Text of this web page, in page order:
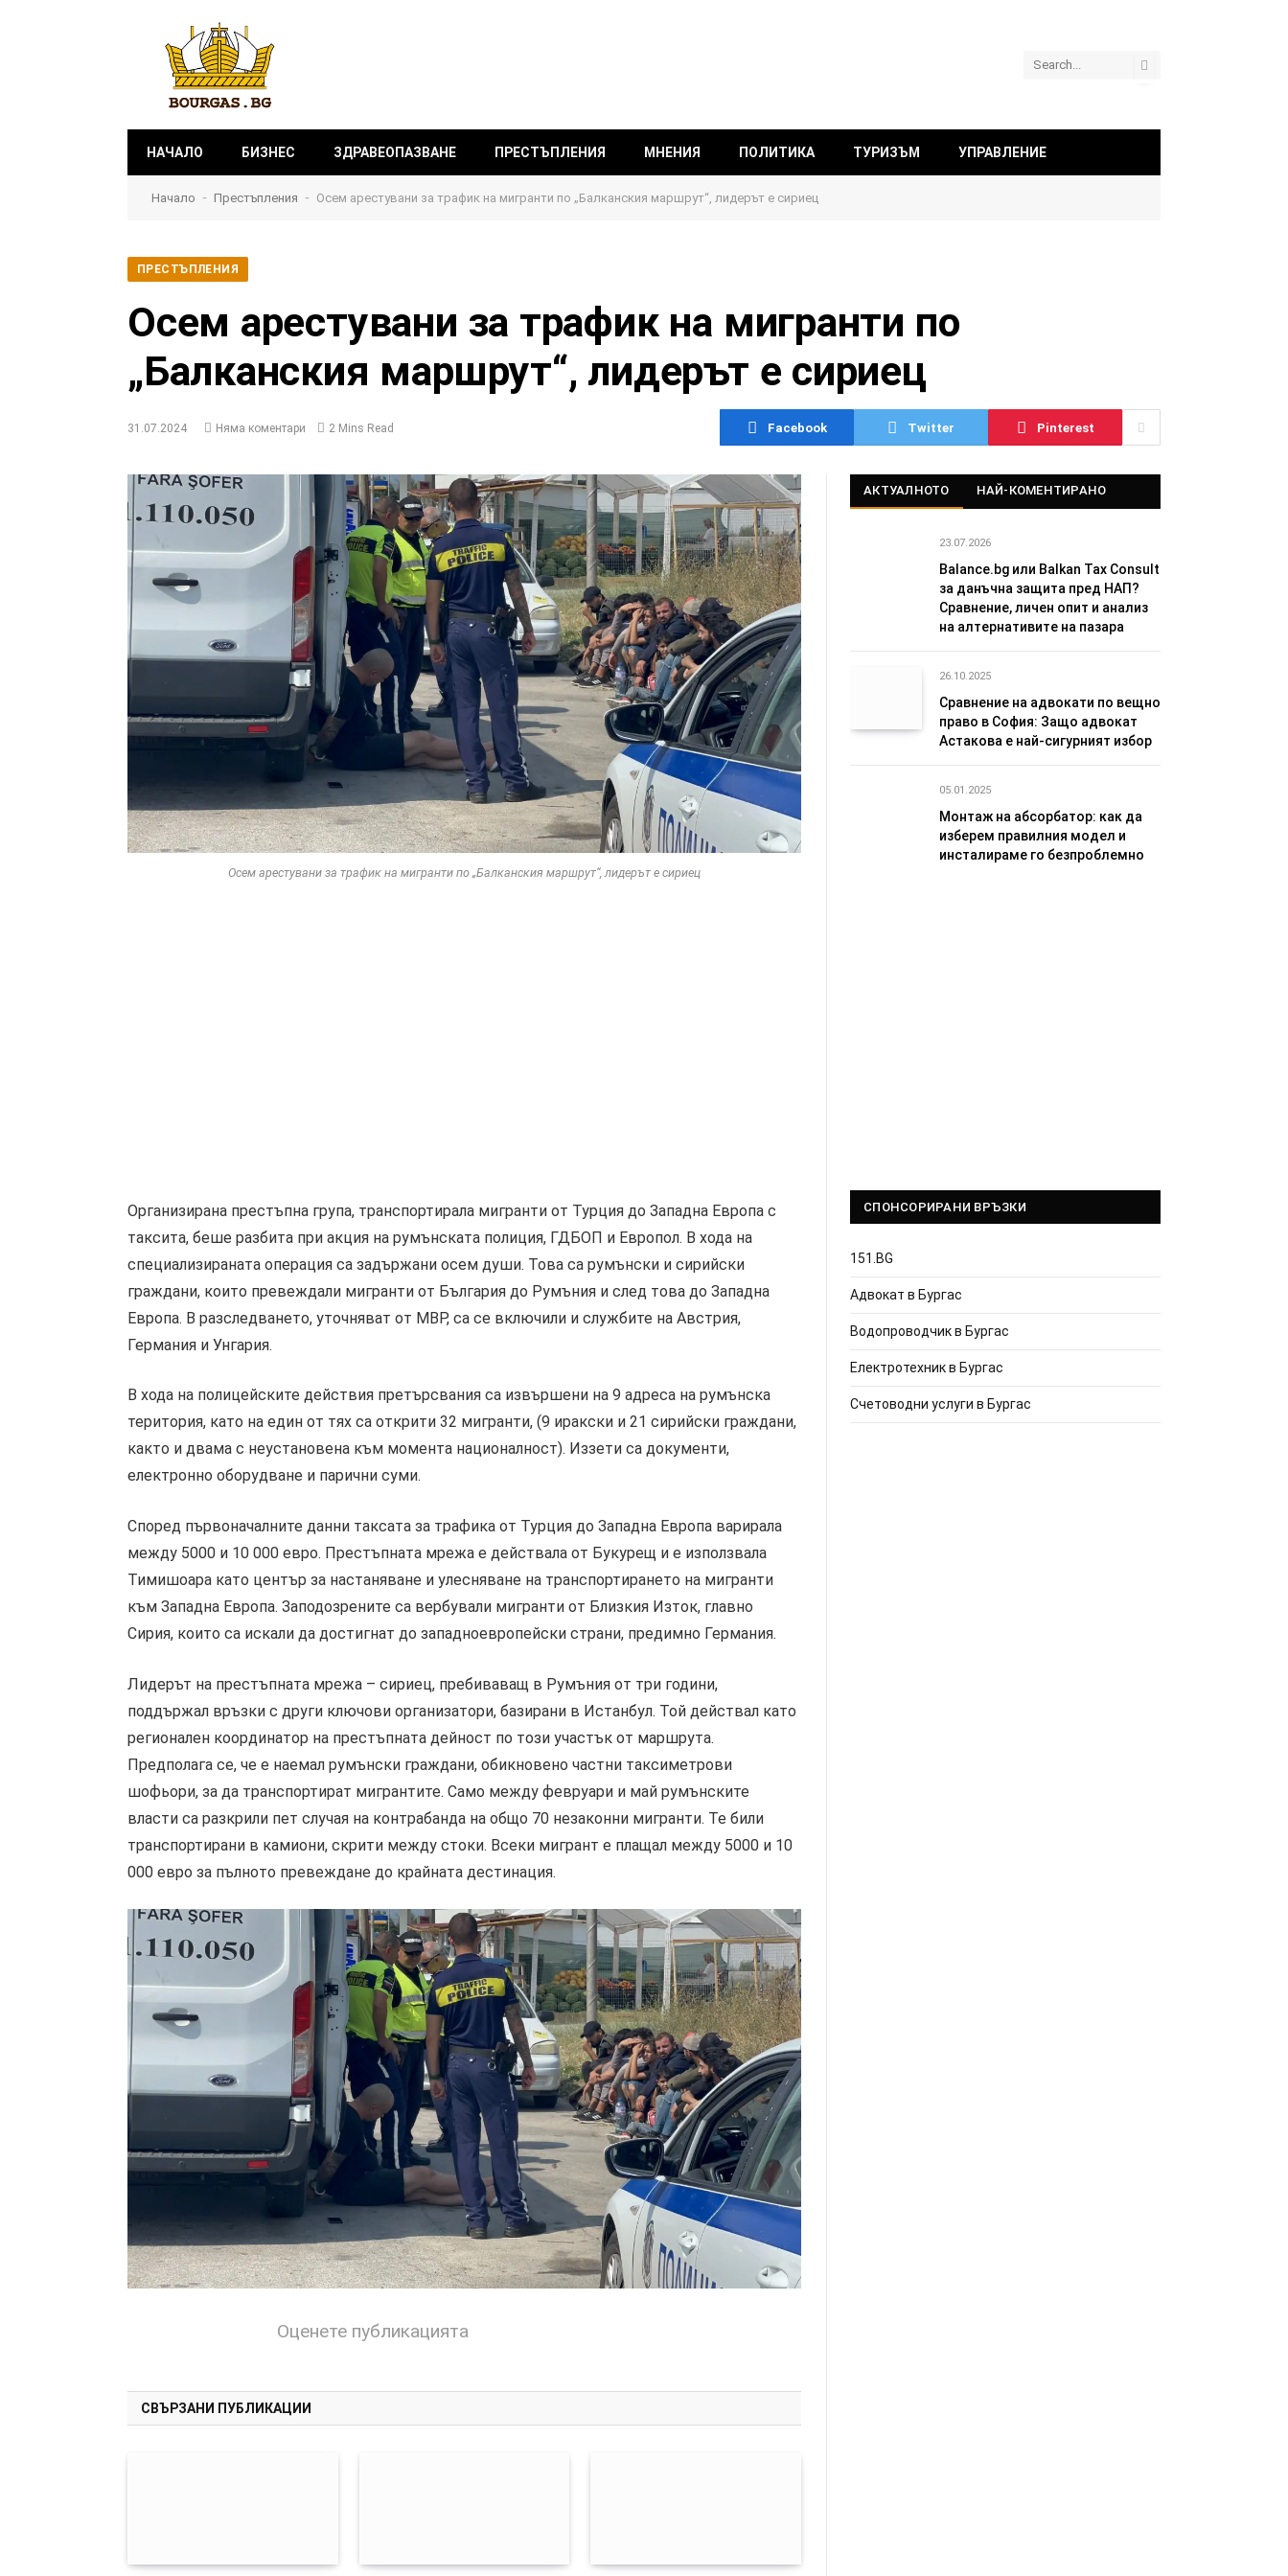
НАЧАЛО БИЗНЕС ЗДРАВЕОПАЗВАНЕ ПРЕСТЪПЛЕНИЯ МНЕНИЯ ПОЛИТИКА ТУРИЗЪМ УПРАВЛЕНИЕ
Начало - Престъпления - Осем арестувани за трафик на мигранти по „Балканския маршрут“, лидерът е сириец
ПРЕСТЪПЛЕНИЯ
Осем арестувани за трафик на мигранти по
„Балканския маршрут“, лидерът е сириец
31.07.2024 Няма коментари 2 Mins Read Facebook Twitter Pinterest
Осем арестувани за трафик на мигранти по „Балканския маршрут“, лидерът е сириец
Организирана престъпна група, транспортирала мигранти от Турция до Западна Европа с
таксита, беше разбита при акция на румънската полиция, ГДБОП и Европол. В хода на
специализираната операция са задържани осем души. Това са румънски и сирийски
граждани, които превеждали мигранти от България до Румъния и след това до Западна
Европа. В разследването, уточняват от МВР, са се включили и службите на Австрия,
Германия и Унгария.
В хода на полицейските действия претърсвания са извършени на 9 адреса на румънска
територия, като на един от тях са открити 32 мигранти, (9 иракски и 21 сирийски граждани,
както и двама с неустановена към момента националност). Иззети са документи,
електронно оборудване и парични суми.
Според първоначалните данни таксата за трафика от Турция до Западна Европа варирала
между 5000 и 10 000 евро. Престъпната мрежа е действала от Букурещ и е използвала
Тимишоара като център за настаняване и улесняване на транспортирането на мигранти
към Западна Европа. Заподозрените са вербували мигранти от Близкия Изток, главно
Сирия, които са искали да достигнат до западноевропейски страни, предимно Германия.
Лидерът на престъпната мрежа – сириец, пребиваващ в Румъния от три години,
поддържал връзки с други ключови организатори, базирани в Истанбул. Той действал като
регионален координатор на престъпната дейност по този участък от маршрута.
Предполага се, че е наемал румънски граждани, обикновено частни таксиметрови
шофьори, за да транспортират мигрантите. Само между февруари и май румънските
власти са разкрили пет случая на контрабанда на общо 70 незаконни мигранти. Те били
транспортирани в камиони, скрити между стоки. Всеки мигрант е плащал между 5000 и 10
000 евро за пълното превеждане до крайната дестинация.
Оценете публикацията
СВЪРЗАНИ ПУБЛИКАЦИИ
АКТУАЛНОТО НАЙ-КОМЕНТИРАНО
23.07.2026
Balance.bg или Balkan Tax Consult
за данъчна защита пред НАП?
Сравнение, личен опит и анализ
на алтернативите на пазара
26.10.2025
Сравнение на адвокати по вещно
право в София: Защо адвокат
Астакова е най-сигурният избор
05.01.2025
Монтаж на абсорбатор: как да
изберем правилния модел и
инсталираме го безпроблемно
СПОНСОРИРАНИ ВРЪЗКИ
151.BG
Адвокат в Бургас
Водопроводчик в Бургас
Електротехник в Бургас
Счетоводни услуги в Бургас